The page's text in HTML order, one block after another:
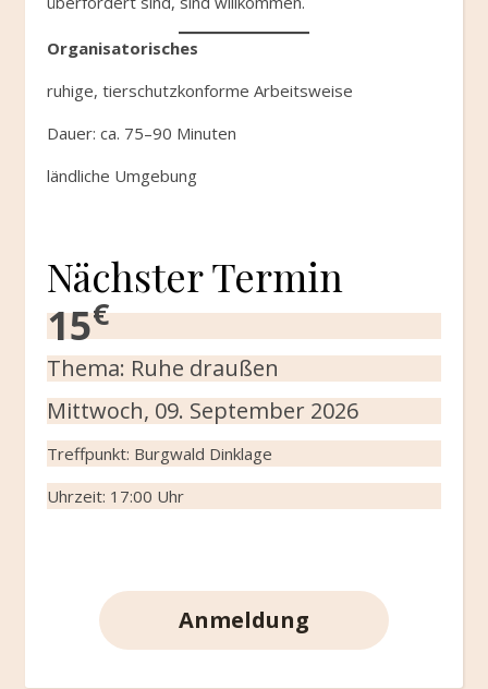
Organisatorisches
ruhige, tierschutzkonforme Arbeitsweise
Dauer: ca. 75–90 Minuten
ländliche Umgebung
Nächster Termin
15€
Thema: Ruhe draußen
Mittwoch, 09. September 2026
Treffpunkt: Burgwald Dinklage
Uhrzeit: 17:00 Uhr
Anmeldung